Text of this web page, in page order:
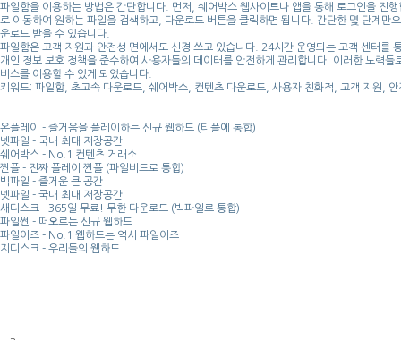
파일함을 이용하는 방법은 간단합니다. 먼저, 쉐어박스 웹사이트나 앱을 통해 로그인을 진
로 이동하여 원하는 파일을 검색하고, 다운로드 버튼을 클릭하면 됩니다. 간단한 몇 단계만
운로드 받을 수 있습니다.
파일함은 고객 지원과 안전성 면에서도 신경 쓰고 있습니다. 24시간 운영되는 고객 센터를
개인 정보 보호 정책을 준수하여 사용자들의 데이터를 안전하게 관리합니다. 이러한 노력들
비스를 이용할 수 있게 되었습니다.
키워드: 파일함, 초고속 다운로드, 쉐어박스, 컨텐츠 다운로드, 사용자 친화적, 고객 지원, 안
온플레이 - 즐거움을 플레이하는 신규 웹하드 (티플에 통합)
넷파일 - 국내 최대 저장공간
쉐어박스 - No.1 컨텐츠 거래소
찐플 - 진짜 플레이 찐플 (파일비트로 통합)
빅파일 - 즐거운 큰 공간
넷파일 - 국내 최대 저장공간
새디스크 - 365일 무료! 무한 다운로드 (빅파일로 통합)
파일썬 - 떠오르는 신규 웹하드
파일이즈 - No.1 웹하드는 역시 파일이즈
지디스크 - 우리들의 웹하드